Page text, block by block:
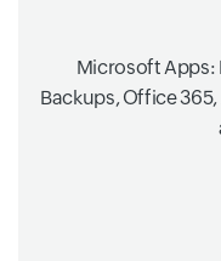
Microsoft Apps:
Backups, Office